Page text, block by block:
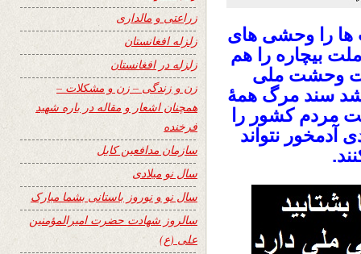
ها را وحشی های
بیچاره را هم
وحشت ملی
سند مرگ همۀ
مردم کشور را
نتواند
زراعتی و مالداری
زلزله افغانستان
زلزله در افغانستان
زن و زندگی – زن و مشکلات –
همچنان اشعار و مقاله در باره شهید
فرخنده
سازمان مدافعین کابل
سال نو میلادی
سال نو و نوروز باستانی بشما مبارک
سالروز شهادت حضرت امیرالمؤمنین
علی (ع)